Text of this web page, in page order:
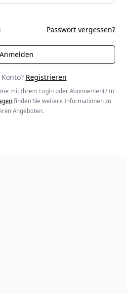
Passwort vergessen?
Registrieren
mit Ihrem Login oder Abonnement? In
finden Sie weitere Informationen zu
Angeboten.